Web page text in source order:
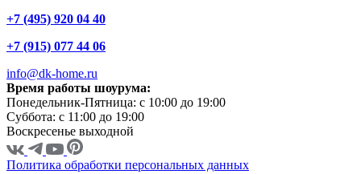
+7 (495) 920 04 40
+7 (915) 077 44 06
info@dk-home.ru
Время работы шоурума:
Понедельник-Пятница: c 10:00 до 19:00
Суббота: c 11:00 до 19:00
Воскресенье выходной
Политика обработки персональных данных